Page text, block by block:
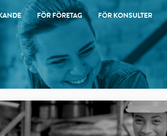
FÖR FÖRETAG FÖR KONSULTER